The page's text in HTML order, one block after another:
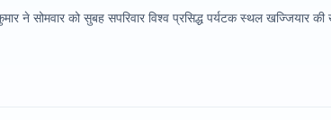
ने सोमवार को सुबह सपरिवार विश्व प्रसिद्ध पर्यटक स्थल खज्जियार की